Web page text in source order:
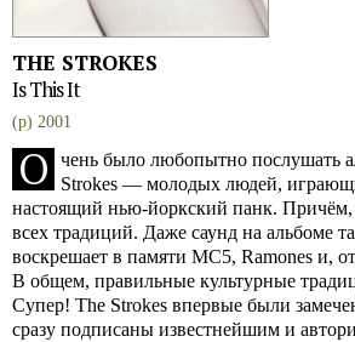
THE STROKES
Is This It
(p) 2001
О
чень было любопытно послушать
Strokes — молодых людей,
настоящий нью-йоркский панк.
всех традиций. Даже саунд на альбоме
воскрешает в памяти MC5, Ramones и,
В общем, правильные культурные
Супер! The Strokes впервые были
сразу подписаны известнейшим и